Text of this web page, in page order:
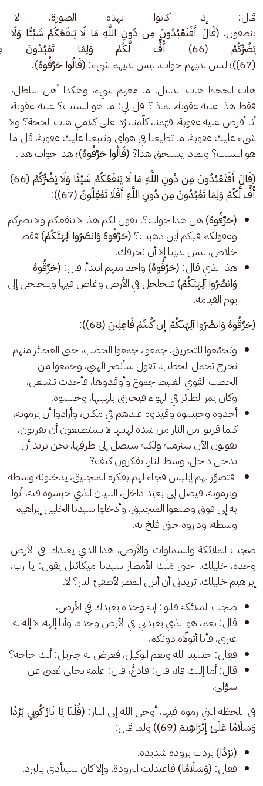
قال: إذا كانوا بهذه الصورة،
ينطقون، (قَالَ أَفَتَعْبُدُونَ مِن دُونِ اللَّهِ مَا لَا يَنفَعُكُمْ شَيْئًا وَلَا
يَضُرُّكُمْ (66) أُفٍّ لَّكُمْ وَلِمَا
(67))؛
ليس لديهم جواب، ليس لديهم شيء: (قَالُوا حَرِّقُوهُ).
هات الحجة! هات الدليل! ما معهم شيء، وهكذا أهل الباطل،
فقط هذا عليه عقوبة، لماذا؟ قل لي: ما هو السبب؟ عليه عقوبة،
أنا أفرض عليه عقوبة، فهّمنا، كلّمنا، رُد على كلامي هات الحجة؟ ولا
شيء عليك عقوبة، ما تطيعنا في هواي وتتبعنا عليك عقوبة، قل ما
هو السبب؟ ولماذا يستحق هذا؟ (قَالُوا حَرِّقُوهُ)؛ هذا جواب هذا.
(قَالَ أَفَتَعْبُدُونَ مِن دُونِ اللَّهِ مَا لَا يَنفَعُكُمْ شَيْئًا وَلَا يَضُرُّكُمْ (66)
أُفٍّ لَّكُمْ وَلِمَا تَعْبُدُونَ مِن دُونِ اللَّهِ أَفَلَا تَعْقِلُونَ (67))
:
(حَرِّقُوهُ) هل هذا جواب؟! يقول لكم هذا لا ينفعكم ولا يضركم
وعقولكم فيكم أين ذهبت؟ (حَرِّقُوهُ وَانصُرُوا آلِهَتَكُمْ) فقط
خلاص، ليس لدينا إلا أن نحرقك.
هذا الذي قال: (حَرِّقُوهُ) واحد منهم ابتدأ، قال: (حَرِّقُوهُ
وَانصُرُوا آلِهَتَكُمْ) فتجلجل في الأرض وغاص فيها ويتجلجل إلى
يوم القيامة.
(حَرِّقُوهُ وَانصُرُوا آلِهَتَكُمْ إِن كُنتُمْ فَاعِلِينَ (68)):
وتجمّعوا للتحريق، جمعوا، جمعوا الحطب، حتى العجائز منهم
تخرج تحمل الحطب، تقول سأنصر آلهتي، وجمعوا من
الحطب القوي الغليظ جموع وأوقدوها، فأخذت تشتعل،
وكان يمر الطائر في الهواء فيحترق بلهيبها، وحبسوه.
أخذوه وحبسوه وقيدوه عندهم في مكان، وأرادوا أن يرمونه،
كلما قربوا من النار من شدة لهيبها لا يستطيعون أن يقربون،
يقولون الآن سنرميه ولكنه سيصل إلى طرفها، نحن نريد أن
يدخل داخل، وسط النار، يفكرون كيف؟
فتصوّر لهم إبليس فجاء لهم بفكرة المنجنيق، يدخلونه وسطه
ويرمونه، فيصل إلى بعيد داخل، البنيان الذي حبسوه فيه، أتوا
به إلى فوق وصنعوا المنجنيق، وأدخلوا سيدنا الخليل إبراهيم
وسطه، وداروه حتى فلخ به.
ضجت الملائكة والسماوات والأرض، هذا الذي يعبدك في الأرض
وحده، خليلك! حتى مَلَك الأمطار سيدنا ميكائيل يقول: يا رب،
إبراهيم خليلك، تريدني أن أنزل المطر لأطفئ النار؟ لا.
ضجت الملائكة قالوا: إنه وحده يعبدك في الأرض،
قال: نعم، هو الذي يعبدني في الأرض وحده، وأنا إلهه، لا إله له
غيري، فأنا أتولّاه دونكم،
فقال: حسبنا الله ونعم الوكيل، فعرض له جبريل: ألك حاجة؟
قال: أما إليك فلا، قال: فادعُ، قال: علمه بحالي يُغني عن
سؤالي.
في اللحظة التي رموه فيها، أوحى الله إلى النار: (قُلْنَا يَا نَارُ كُونِي بَرْدًا
وَسَلَامًا عَلَىٰ إِبْرَاهِيمَ (69))
ولما قال:
(بَرْدًا) بردت برودة شديدة.
فقال: (وَسَلَامًا) فاعتدلت البرودة، وإلا كان سيتأذى بالبرد.